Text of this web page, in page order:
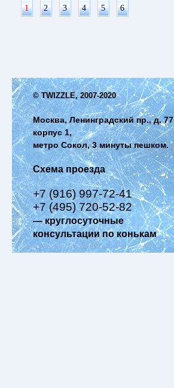
1 2 3 4 5 6
© TWIZZLE, 2007-2020
Москва, Ленинградский пр., д. 77
корпус 1,
метро Сокол, 3 минуты пешком.
Схема проезда
+7 (916) 997-72-41
+7 (495) 720-52-82
— круглосуточные
консультации по конькам